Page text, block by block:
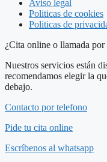
Aviso legal
Politicas de cookies
Politicas de
¿Cita online o llamada por
Nuestros servicios están
recomendamos elegir la
debajo.
Contacto por telefono
Pide tu cita online
Escríbenos al whatsapp